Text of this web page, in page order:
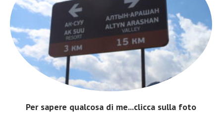
Per sapere qualcosa di me...clicca sulla foto